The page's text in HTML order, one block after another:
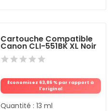
Cartouche Compatible
Canon CLI-551BK XL Noir
Économisez 63,86 % par rapport à
l'original
Quantité : 13 ml